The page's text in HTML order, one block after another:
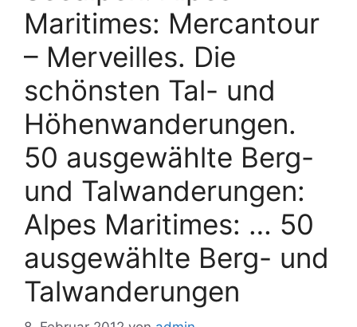
Maritimes: Mercantour
– Merveilles. Die
schönsten Tal- und
Höhenwanderungen.
50 ausgewählte Berg-
und Talwanderungen:
Alpes Maritimes: … 50
ausgewählte Berg- und
Talwanderungen